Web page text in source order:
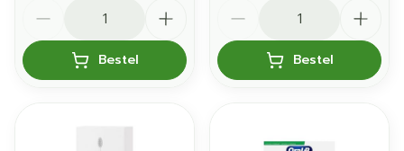
Bestel Bestel